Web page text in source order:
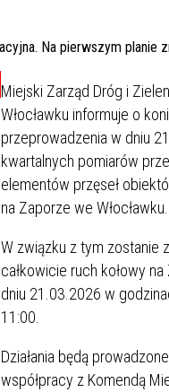
Miejski Zarząd Dróg i
Włocławku informuje o
przeprowadzenia w dniu
kwartalnych pomiarów
elementów przęseł
na Zaporze we Włocławku.
W związku z tym zostanie
całkowicie ruch kołowy
dniu 21.03.2026 w
11:00.
Działania będą
współpracy z Komendą